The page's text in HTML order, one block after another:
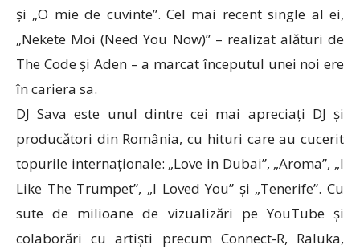
și „O mie de cuvinte”. Cel mai recent single al ei,
„Nekete Moi (Need You Now)” – realizat alături de
The Code și Aden – a marcat începutul unei noi ere
în cariera sa.
DJ Sava este unul dintre cei mai apreciați DJ și
producători din România, cu hituri care au cucerit
topurile internaționale: „Love in Dubai”, „Aroma”, „I
Like The Trumpet”, „I Loved You” și „Tenerife”. Cu
sute de milioane de vizualizări pe YouTube și
colaborări cu artiști precum Connect-R, Raluka,